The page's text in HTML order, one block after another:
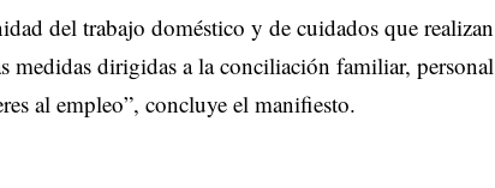
del trabajo doméstico y de cuidados que realizan
medidas dirigidas a la conciliación familiar, personal
al empleo”, concluye el manifiesto.